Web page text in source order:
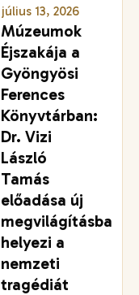
július 13, 2026
Múzeumok
Éjszakája a
Gyöngyösi
Ferences
Könyvtárban:
Dr. Vizi
László
Tamás
előadása új
megvilágításba
helyezi a
nemzeti
tragédiát